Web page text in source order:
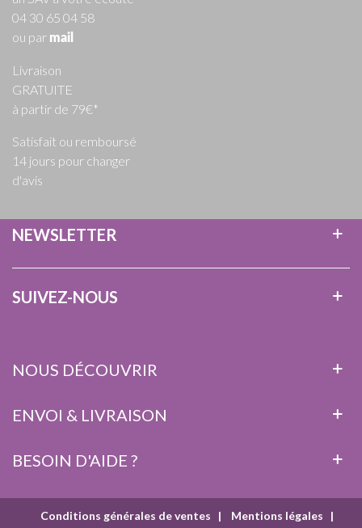
04 30 65 04 58
ou par mail
Livraison
GRATUITE
à partir de 79€*
Satisfait ou remboursé
14 jours pour changer
d'avis
NEWSLETTER
SUIVEZ-NOUS
NOUS DÉCOUVRIR
ENVOI & LIVRAISON
BESOIN D'AIDE ?
Conditions générales de ventes | Mentions légales |